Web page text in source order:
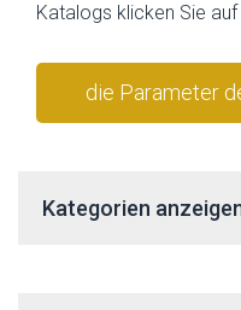
Katalogs klicken Sie
die Parameter
Kategorien